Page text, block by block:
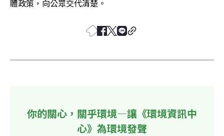
體政策，向公眾交代清楚。
你的關心，關乎環境—讓《環境資訊中
心》為環境發聲